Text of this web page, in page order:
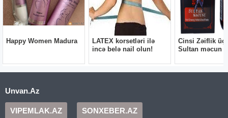
Unvan.Az
VIPEMLAK.AZ SONXEBER.AZ